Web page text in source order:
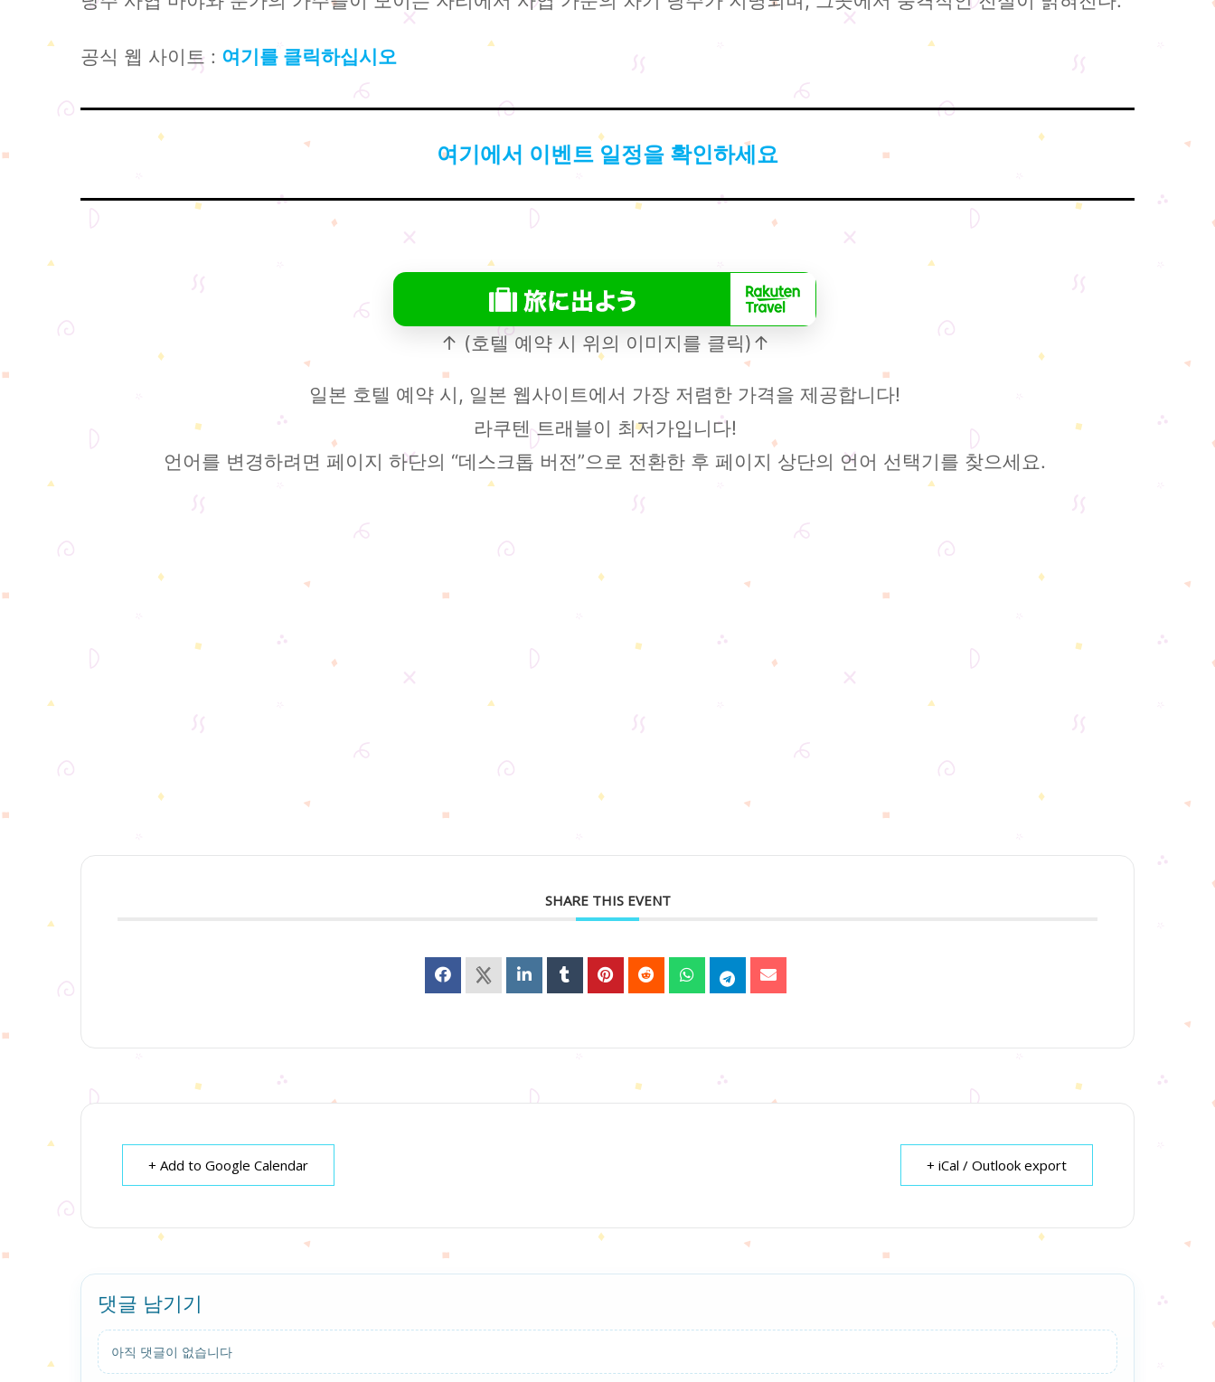
공식 웹 사이트 : 여기를 클릭하십시오
여기에서 이벤트 일정을 확인하세요
↑ (호텔 예약 시 위의 이미지를 클릭)↑
일본 호텔 예약 시, 일본 웹사이트에서 가장 저렴한 가격을 제공합니다!
라쿠텐 트래블이 최저가입니다!
언어를 변경하려면 페이지 하단의 “데스크톱 버전”으로 전환한 후 페이지 상단의 언어 선택기를 찾으세요.
SHARE THIS EVENT
+ Add to Google Calendar + iCal / Outlook export
댓글 남기기
아직 댓글이 없습니다